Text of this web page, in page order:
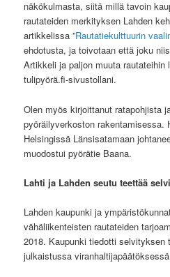
näkökulmasta, siitä millä tavoin
rautateiden merkityksen Lahden
artikkelissa ”Rautatiekulttuurin
ehdotusta, ja toivotaan että joku
Artikkeli ja paljon muuta
tulipyörä.fi-sivustollani.
Olen myös kirjoittanut ratapohjista
pyöräilyverkoston rakentamisessa.
Helsingissä Länsisatamaan
muodostui pyörätie Baana.
Lahti ja Lahden seutu teettää
Lahden kaupunki ja
vähäliikenteisten rautateiden
2018. Kaupunki tiedotti selvityksen
julkaistussa